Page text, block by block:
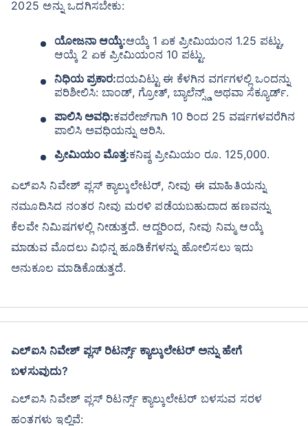
2025 ಅನ್ನು ಒದಗಿಸಬೇಕು:
ಯೋಜನಾ ಆಯ್ಕೆ:ಆಯ್ಕೆ 1 ಏಕ ಪ್ರೀಮಿಯಂನ 1.25 ಪಟ್ಟು,
ಆಯ್ಕೆ 2 ಏಕ ಪ್ರೀಮಿಯಂನ 10 ಪಟ್ಟು.
ನಿಧಿಯ ಪ್ರಕಾರ:ದಯವಿಟ್ಟು ಈ ಕೆಳಗಿನ ವರ್ಗಗಳಲ್ಲಿ ಒಂದನ್ನು
ಪರಿಶೀಲಿಸಿ: ಬಾಂಡ್, ಗ್ರೋತ್, ಬ್ಯಾಲೆನ್ಸ್ಡ್ ಅಥವಾ ಸೆಕ್ಯೂರ್ಡ್.
ಪಾಲಿಸಿ ಅವಧಿ:ಕವರೇಜ್‌ಗಾಗಿ 10 ರಿಂದ 25 ವರ್ಷಗಳವರೆಗಿನ
ಪಾಲಿಸಿ ಅವಧಿಯನ್ನು ಆರಿಸಿ.
ಪ್ರೀಮಿಯಂ ಮೊತ್ತ:ಕನಿಷ್ಠ ಪ್ರೀಮಿಯಂ ರೂ. 125,000.
ಎಲ್ಐಸಿ ನಿವೇಶ್ ಪ್ಲಸ್ ಕ್ಯಾಲ್ಕುಲೇಟರ್, ನೀವು ಈ ಮಾಹಿತಿಯನ್ನು
ನಮೂದಿಸಿದ ನಂತರ ನೀವು ಮರಳಿ ಪಡೆಯಬಹುದಾದ ಹಣವನ್ನು
ಕೆಲವೇ ನಿಮಿಷಗಳಲ್ಲಿ ನೀಡುತ್ತದೆ. ಆದ್ದರಿಂದ, ನೀವು ನಿಮ್ಮ ಆಯ್ಕೆ
ಮಾಡುವ ಮೊದಲು ವಿಭಿನ್ನ ಹೂಡಿಕೆಗಳನ್ನು ಹೋಲಿಸಲು ಇದು
ಅನುಕೂಲ ಮಾಡಿಕೊಡುತ್ತದೆ.
ಎಲ್ಐಸಿ ನಿವೇಶ್ ಪ್ಲಸ್ ರಿಟರ್ನ್ಸ್ ಕ್ಯಾಲ್ಕುಲೇಟರ್ ಅನ್ನು ಹೇಗೆ
ಬಳಸುವುದು?
ಎಲ್ಐಸಿ ನಿವೇಶ್ ಪ್ಲಸ್ ರಿಟರ್ನ್ಸ್ ಕ್ಯಾಲ್ಕುಲೇಟರ್ ಬಳಸುವ ಸರಳ
ಹಂತಗಳು ಇಲ್ಲಿವೆ:
ಸೌಲಭ್ಯ
80C ಮತ್ತು 10(10)D* ಅಡಿಯಲ್ಲಿ ತೆರಿಗೆ
ಯಾವುದೇ ಗುಪ್ತ ಶುಲ್ಕಗಳಿಲ್ಲ
ಯೋಜನೆಗಳನ್ನು ನೋಡಿ
LIC ಗ್ರೋತ್ ಫಂಡ್ ಆರಂಭದಿಂದಲೂ ಲಾಭಾಂಶಗಳು+